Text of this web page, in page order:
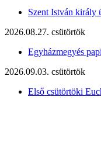
Szent István király
2026.08.27. csütörtök
Egyházmegyés
2026.09.03. csütörtök
Első csütörtöki